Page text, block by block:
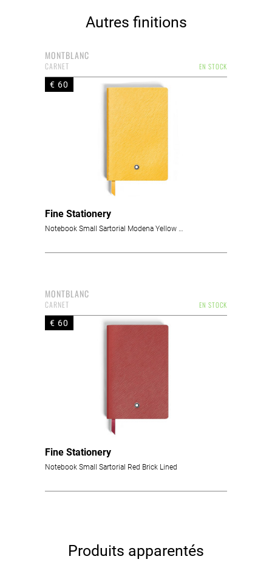
Autres finitions
MONTBLANC
EN STOCK
CARNET
€ 60
Fine Stationery
Notebook Small Sartorial Modena Yellow Lined
MONTBLANC
EN STOCK
CARNET
€ 60
Fine Stationery
Notebook Small Sartorial Red Brick Lined
Produits apparentés